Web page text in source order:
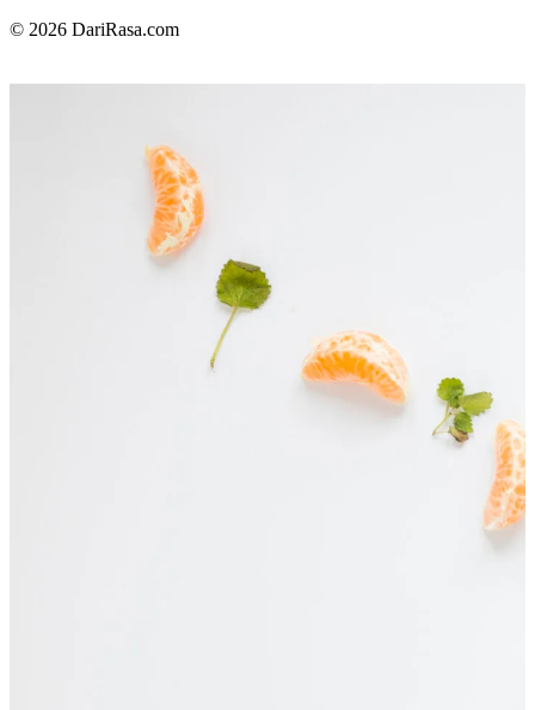
© 2026 DariRasa.com